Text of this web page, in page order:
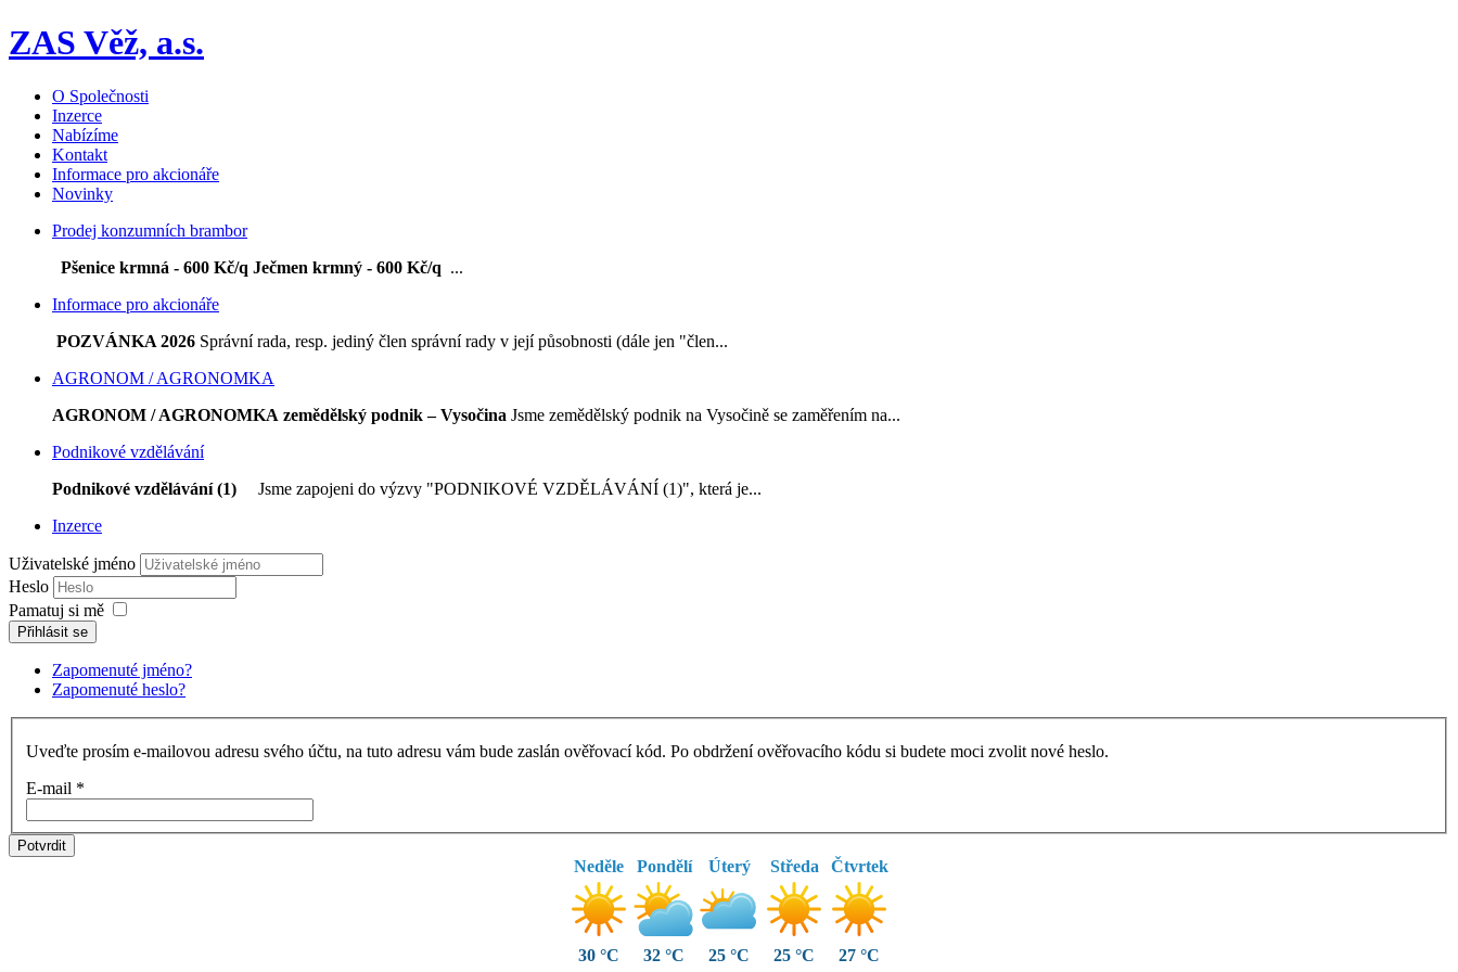
ZAS Věž, a.s.
O Společnosti
Inzerce
Nabízíme
Kontakt
Informace pro akcionáře
Novinky
Prodej konzumních brambor
Pšenice krmná - 600 Kč/q Ječmen krmný - 600 Kč/q ...
Informace pro akcionáře
POZVÁNKA 2026 Správní rada, resp. jediný člen správní rady v její působnosti (dále jen "člen...
AGRONOM / AGRONOMKA
AGRONOM / AGRONOMKA zemědělský podnik – Vysočina Jsme zemědělský podnik na Vysočině se zaměřením na...
Podnikové vzdělávání
Podnikové vzdělávání (1) Jsme zapojeni do výzvy "PODNIKOVÉ VZDĚLÁVÁNÍ (1)", která je...
Inzerce
Uživatelské jméno
Heslo
Pamatuj si mě
Přihlásit se
Zapomenuté jméno?
Zapomenuté heslo?
Uveďte prosím e-mailovou adresu svého účtu, na tuto adresu vám bude zaslán ověřovací kód. Po obdržení ověřovacího kódu si budete moci zvolit nové heslo.
E-mail *
Potvrdit
Neděle
30 °C
Pondělí
32 °C
Úterý
25 °C
Středa
25 °C
Čtvrtek
27 °C